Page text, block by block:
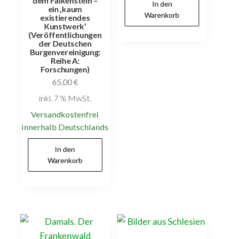
ein ‚kaum
existierendes
Kunstwerk‘
(Veröffentlichungen
der Deutschen
Burgenvereinigung:
Reihe A:
Forschungen)
65,00€
inkl. 7 % MwSt.
Versandkostenfrei
innerhalb Deutschlands
In den
Warenkorb
In den
Warenkorb